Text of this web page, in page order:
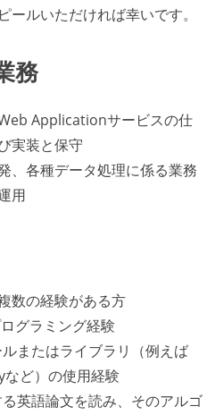
ールいただければ幸いです。
務
Applicationサービスの仕
実装と保守
、各種データ処理に係る業務
用
数の経験がある方
グラミング経験
またはライブラリ（例えば
ど）の使用経験
英語論文を読み、そのアルゴ